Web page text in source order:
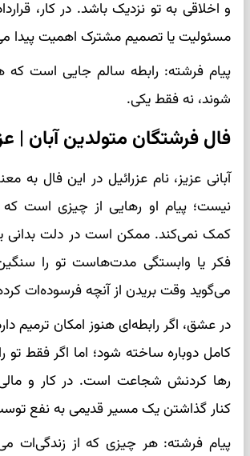
و اخلاقی به تو نزدیک باشد. در کار،
مسئولیت یا تصمیم مشترک اهمیت پیدا
پیام فرشته: رابطه سالم جایی است که
شوند، نه فقط یکی.
فال فرشتگان متولدین آبان |
آبانی عزیز، نام عزرائیل در این فال به
نیست؛ پیام او رهایی از چیزی است که
کمک نمی‌کند. ممکن است در دلت بدانی
فکر یا وابستگی مدت‌هاست تو را
می‌گوید وقت بریدن از آنچه فرسوده‌ات
در عشق، اگر رابطه‌ای هنوز امکان ترمیم
کامل دوباره ساخته شود؛ اما اگر فقط تو
رها کردنش شجاعت است. در کار و
کنار گذاشتن یک مسیر قدیمی به نفع
پیام فرشته: هر چیزی که از زندگی‌ات